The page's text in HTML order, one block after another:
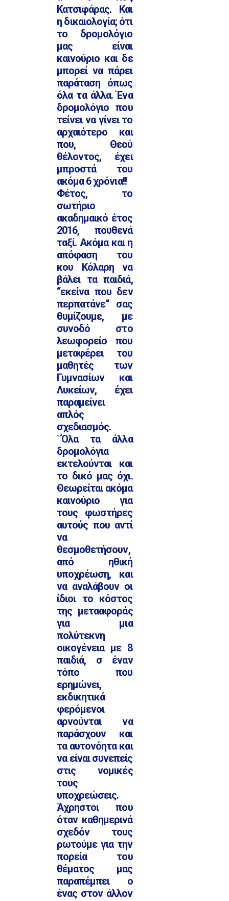
Κατσιφάρας. Και
η δικαιολογία; ότι
το δρομολόγιο
μας είναι
καινούριο και δε
μπορεί να πάρει
παράταση όπως
όλα τα άλλα. Ένα
δρομολόγιο που
τείνει να γίνει το
αρχαιότερο και
που, Θεού
θέλοντος, έχει
μπροστά του
ακόμα 6 χρόνια!!
Φέτος, το
σωτήριο
ακαδημαικό έτος
2016, πουθενά
ταξί. Ακόμα και η
απόφαση του
κου Κόλαρη να
βάλει τα παιδιά,
‘‘εκείνα που δεν
περπατάνε‘‘ σας
θυμίζουμε, με
συνοδό στο
λεωφορείο που
μεταφέρει του
μαθητές των
Γυμνασίων και
Λυκείων, έχει
παραμείνει
απλός
σχεδιασμός.
¨Όλα τα άλλα
δρομολόγια
εκτελούνται και
το δικό μας όχι.
Θεωρείται ακόμα
καινούριο για
τους φωστήρες
αυτούς που αντί
να
θεσμοθετήσουν,
από ηθική
υποχρέωση, και
να αναλάβουν οι
ίδιοι το κόστος
της μετααφοράς
για μια
πολύτεκνη
οικογένεια με 8
παιδιά, σ έναν
τόπο που
ερημώνει,
εκδικητικά
φερόμενοι
αρνούνται να
παράσχουν και
τα αυτονόητα και
να είναι συνεπείς
στις νομικές
τους
υποχρεώσεις.
Άχρηστοι που
όταν καθημερινά
σχεδόν τους
ρωτούμε για την
πορεία του
θέματος μας
παραπέμπει ο
ένας στον άλλον